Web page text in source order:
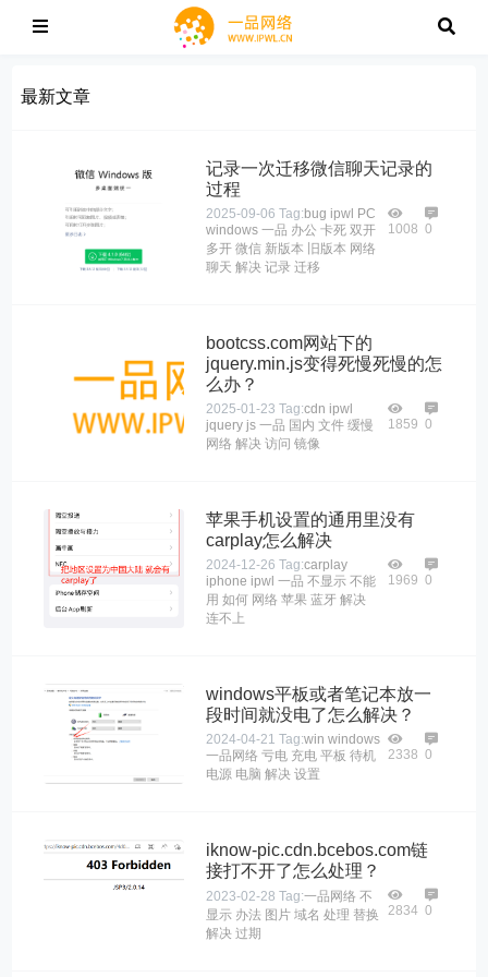
最新文章
记录一次迁移微信聊天记录的
过程
2025-09-06 Tag: bug ipwl PC
windows 一品 办公 卡死 双开
多开 微信 新版本 旧版本 网络
聊天 解决 记录 迁移
1008 0
bootcss.com网站下的
jquery.min.js变得死慢死慢的怎
么办？
2025-01-23 Tag:cdn ipwl
jquery js 一品 国内 文件 缓慢
网络 解决 访问 镜像
1859 0
苹果手机设置的通用里没有
carplay怎么解决
2024-12-26 Tag:carplay
iphone ipwl 一品 不显示 不能
用 如何 网络 苹果 蓝牙 解决
连不上
1969 0
windows平板或者笔记本放一
段时间就没电了怎么解决？
2024-04-21 Tag:win windows
一品网络 亏电 充电 平板 待机
电源 电脑 解决 设置
2338 0
iknow-pic.cdn.bcebos.com链
接打不开了怎么处理？
2023-02-28 Tag:一品网络 不
显示 办法 图片 域名 处理 替换
解决 过期
2834 0